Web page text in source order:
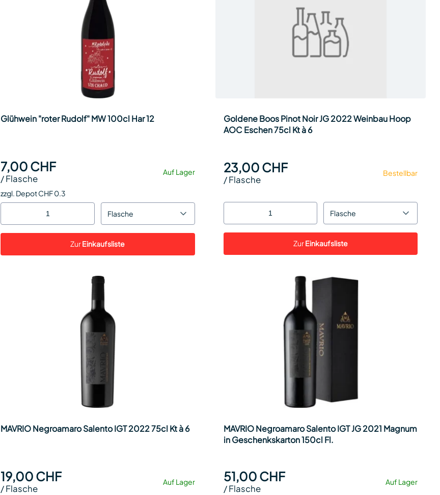
Glühwein "roter Rudolf" MW 100cl Har 12
Auf Lager
7,00 CHF
/Flasche
zzgl. Depot CHF 0.3
Flasche
ZurEinkaufsliste
Goldene Boos Pinot Noir JG 2022 Weinbau Hoop
AOC Eschen 75cl Kt à 6
Bestellbar
23,00 CHF
/Flasche
Flasche
ZurEinkaufsliste
MAVRIO Negroamaro Salento IGT 2022 75cl Kt à 6
Auf Lager
19,00 CHF
/Flasche
MAVRIO Negroamaro Salento IGT JG 2021 Magnum
in Geschenkskarton 150cl Fl.
Auf Lager
51,00 CHF
/Flasche